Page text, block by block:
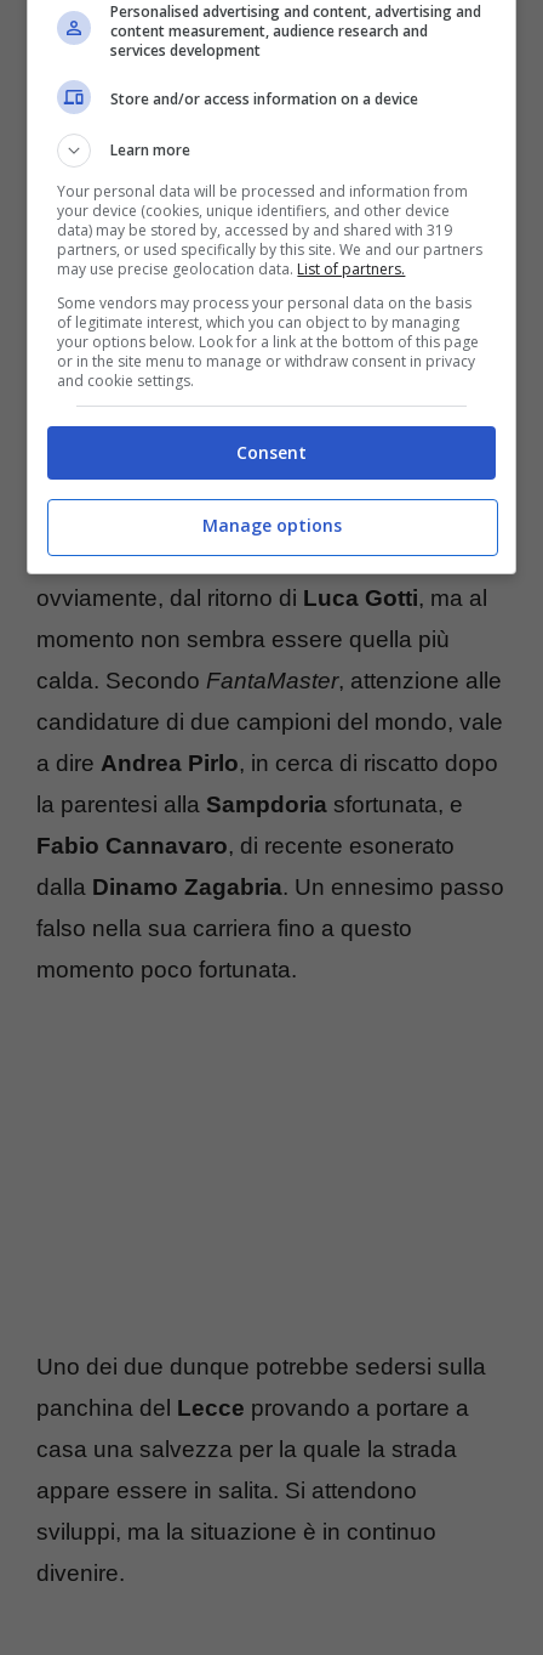
ma tra queste merita sicuramente una
attenzione ed una considerazione particolare
la posizione diMarco Giampaolo. Il suo
Lecce, infatti, sta sprofondando ed è
unanime il parere dei media che parlano di
un esonero sempre più vicino. A cinque
giornate dalla fine, i pugliesi hanno un solo
punto sulla zona retrocessione, ma lo
scontro traEmpolieVeneziapuò farli
terzultimo posto
sostituto.
La prima opzione è rappresentata,
ovviamente, dal ritorno di Luca Gotti, ma al
momento non sembra essere quella più
calda. Secondo FantaMaster, attenzione alle
candidature di due campioni del mondo, vale
a dire Andrea Pirlo, in cerca di riscatto dopo
la parentesi alla Sampdoria sfortunata, e
Fabio Cannavaro, di recente esonerato
dalla Dinamo Zagabria. Un ennesimo passo
falso nella sua carriera fino a questo
momento poco fortunata.
Uno dei due dunque potrebbe sedersi sulla
panchina del Lecce provando a portare a
casa una salvezza per la quale la strada
appare essere in salita. Si attendono
sviluppi, ma la situazione è in continuo
divenire.
Personalised advertising and content, advertising and
content measurement, audience research and
services development
Store and/or access information on a device
Learn more
Your personal data will be processed and information from
your device (cookies, unique identifiers, and other device
data) may be stored by, accessed by and shared with 319
partners, or used specifically by this site. We and our partners
may use precise geolocation data. List of partners.
Some vendors may process your personal data on the basis
of legitimate interest, which you can object to by managing
your options below. Look for a link at the bottom of this page
or in the site menu to manage or withdraw consent in privacy
and cookie settings.
Consent
Manage options